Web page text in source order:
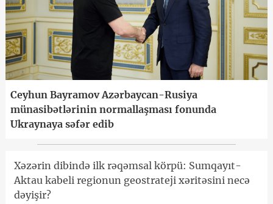
Ceyhun Bayramov Azərbaycan-Rusiya
münasibətlərinin normallaşması fonunda
Ukraynaya səfər edib
Xəzərin dibində ilk rəqəmsal körpü: Sumqayıt-
Aktau kabeli regionun geostrateji xəritəsini necə
dəyişir?